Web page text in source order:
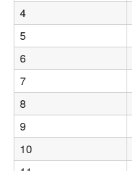
4
5
6
7
8
9
10